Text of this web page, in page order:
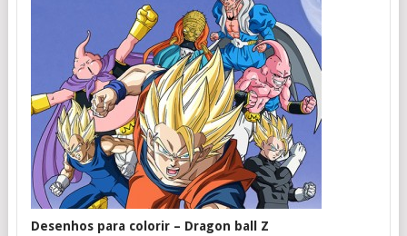
Desenhos para colorir – Dragon ball Z